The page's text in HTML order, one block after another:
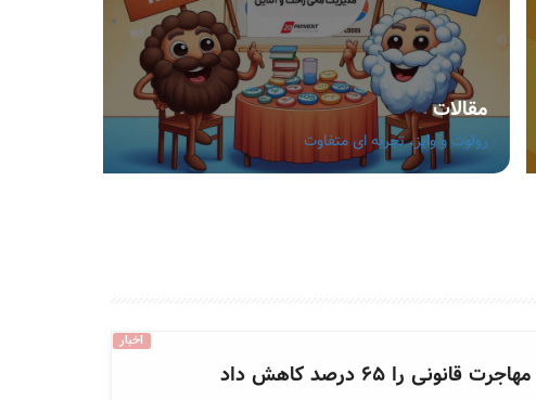
مقالات
رولوت و وایز، تجربه ای متفاوت
اخبار
قانونی را ۶۵ درصد کاهش داد